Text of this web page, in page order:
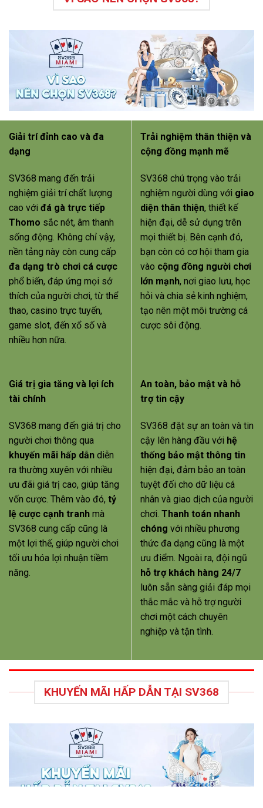
Giải trí đỉnh cao và đa
dạng
SV368 mang đến trải
nghiệm giải trí chất lượng
cao với đá gà trực tiếp
Thomo sắc nét, âm thanh
sống động. Không chỉ vậy,
nền tảng này còn cung cấp
đa dạng trò chơi cá cược
phổ biến, đáp ứng mọi sở
thích của người chơi, từ thể
thao, casino trực tuyến,
game slot, đến xổ số và
nhiều hơn nữa.
Trải nghiệm thân thiện và
cộng đồng mạnh mẽ
SV368 chú trọng vào trải
nghiệm người dùng với giao
diện thân thiện, thiết kế
hiện đại, dễ sử dụng trên
mọi thiết bị. Bên cạnh đó,
bạn còn có cơ hội tham gia
vào cộng đồng người chơi
lớn mạnh, nơi giao lưu, học
hỏi và chia sẻ kinh nghiệm,
tạo nên một môi trường cá
cược sôi động.
Giá trị gia tăng và lợi ích
tài chính
SV368 mang đến giá trị cho
người chơi thông qua
khuyến mãi hấp dẫn diễn
ra thường xuyên với nhiều
ưu đãi giá trị cao, giúp tăng
vốn cược. Thêm vào đó, tỷ
lệ cược cạnh tranh mà
SV368 cung cấp cũng là
một lợi thế, giúp người chơi
tối ưu hóa lợi nhuận tiềm
năng.
An toàn, bảo mật và hỗ
trợ tin cậy
SV368 đặt sự an toàn và tin
cậy lên hàng đầu với hệ
thống bảo mật thông tin
hiện đại, đảm bảo an toàn
tuyệt đối cho dữ liệu cá
nhân và giao dịch của người
chơi. Thanh toán nhanh
chóng với nhiều phương
thức đa dạng cũng là một
ưu điểm. Ngoài ra, đội ngũ
hỗ trợ khách hàng 24/7
luôn sẵn sàng giải đáp mọi
thắc mắc và hỗ trợ người
chơi một cách chuyên
nghiệp và tận tình.
KHUYẾN MÃI HẤP DẪN TẠI SV368